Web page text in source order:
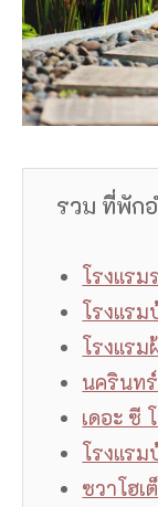
รวม ที่พัก
โรงแรม
โรงแร
โรงแร
นครินทร์
เดอะ ซี
โรงแร
ซวาโฮเ